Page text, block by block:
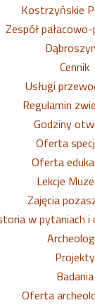
Kostrzyńskie
Zespół
Cennik
Usługi
Regulamin
Godziny
Oferta
Oferta
Lekcje
Zajęcia
w pytaniach i
Projekty
Badania
Oferta